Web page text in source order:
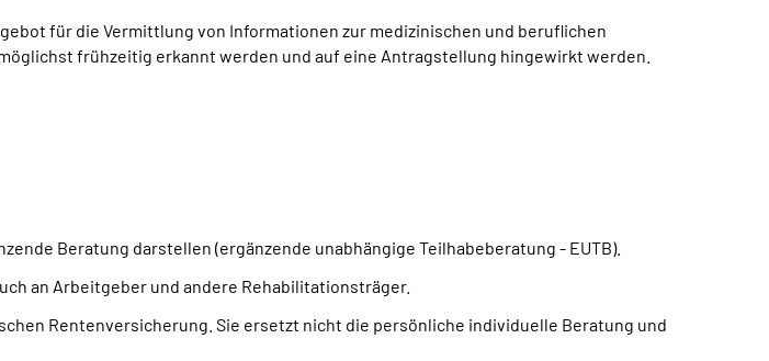
für die Vermittlung von Informationen zur medizinischen und beruflichen
frühzeitig erkannt werden und auf eine Antragstellung hingewirkt werden.
Beratung darstellen (ergänzende unabhängige Teilhabeberatung - EUTB).
an Arbeitgeber und andere Rehabilitationsträger.
Rentenversicherung. Sie ersetzt nicht die persönliche individuelle Beratung und